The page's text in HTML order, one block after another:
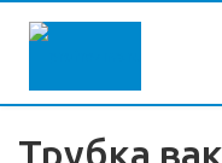
Трубка